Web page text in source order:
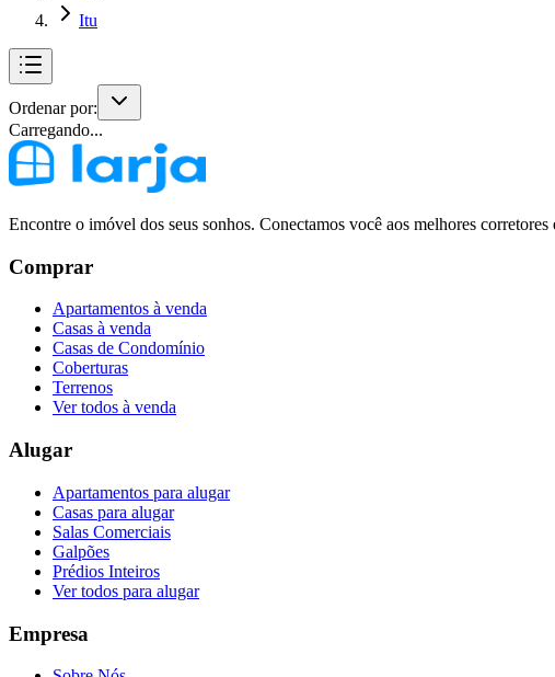
Itu
Ordenar por:
Carregando...
Encontre o imóvel dos seus sonhos. Conectamos você aos melhores
Comprar
Apartamentos à venda
Casas à venda
Casas de Condomínio
Coberturas
Terrenos
Ver todos à venda
Alugar
Apartamentos para alugar
Casas para alugar
Salas Comerciais
Galpões
Prédios Inteiros
Ver todos para alugar
Empresa